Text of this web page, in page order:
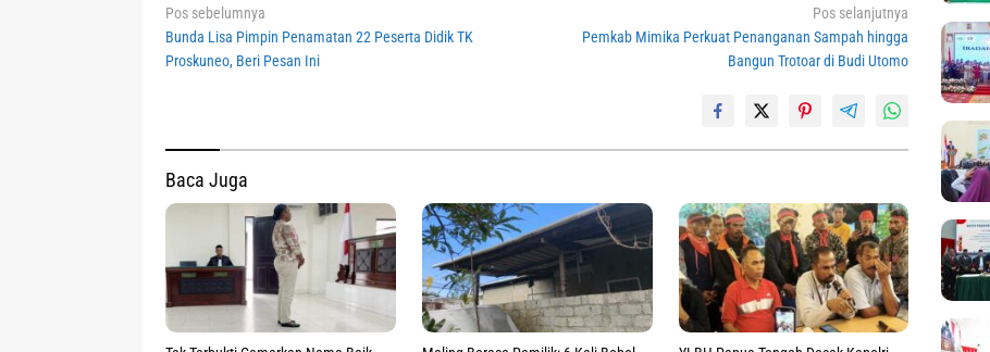
Navigasi
pos
Pos sebelumnya
Bunda Lisa Pimpin Penamatan 22 Peserta Didik TK
Proskuneo, Beri Pesan Ini
Pos selanjutnya
Pemkab Mimika Perkuat Penanganan Sampah hingga
Bangun Trotoar di Budi Utomo
Baca Juga